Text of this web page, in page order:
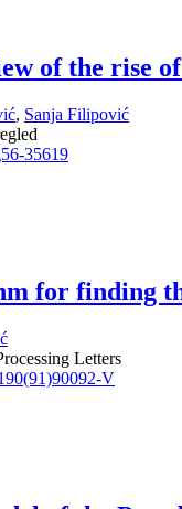
of the rise
, Sanja Filipović
35619
for finding
Letters
V